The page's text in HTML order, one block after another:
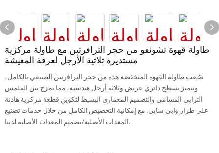
طاولة قهوة تشونفو من حجر الترافرتين مع طاولة مركزية
مستديرة ثلاثية الأرجل لغرفة المعيشة
صُنعت طاولة القهوة المنخفضة هذه من حجر الترافرتين الطبيعي بالكامل،
وتتميز بسطح دائري عريض وثلاثة أرجل هندسية، مما يمزج بين الملمس
الترابي المسامي والتصميم المعماري البسيط لتكوين قطعة مركزية هادئة
على طراز وابي سابي. مع إمكانية التخصيص الكامل من خلال خدمات تصنيع
المعدات الأصلية/تصميم المعدات الأصلية لدينا.